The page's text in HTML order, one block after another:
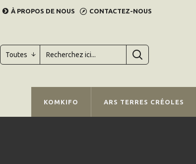
À PROPOS DE NOUS CONTACTEZ-NOUS
Toutes
KOMKIFO ARS TERRES CRÉOLES